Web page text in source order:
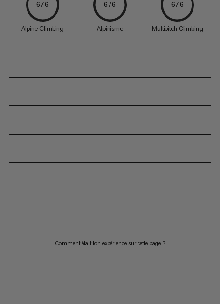
6/6
Alpine Climbing
6/6
Alpinisme
6/6
Multipitch Climbing
Comment était ton expérience sur cette page ?